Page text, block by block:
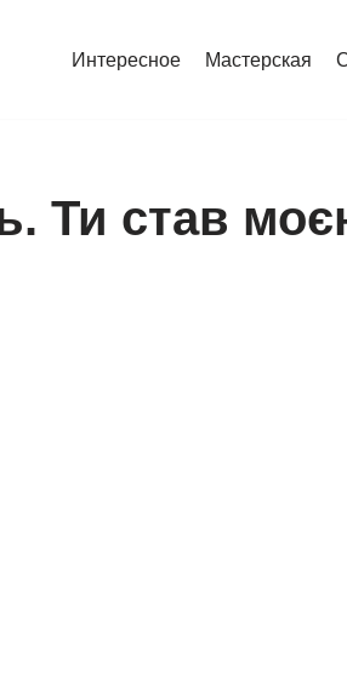
Интересное Мастерская
Ти став